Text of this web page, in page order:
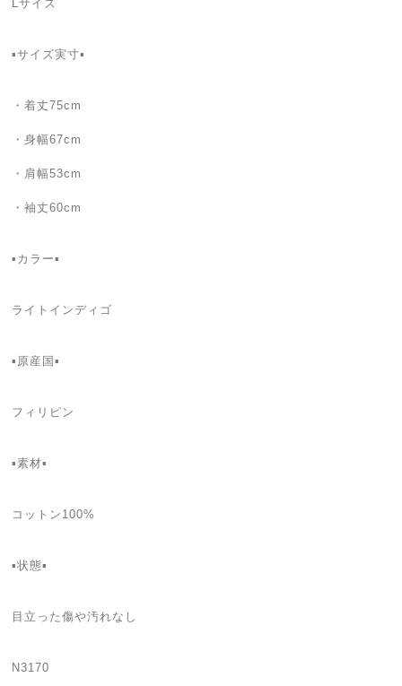
Lサイズ
▪サイズ実寸▪
・着丈75cm
・身幅67cm
・肩幅53cm
・袖丈60cm
▪カラー▪
ライトインディゴ
▪原産国▪
フィリピン
▪素材▪
コットン100%
▪状態▪
目立った傷や汚れなし
N3170